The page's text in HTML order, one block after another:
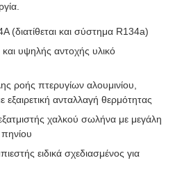
(διατίθεται και σύστημα R134a)
υψηλής αντοχής υλικό
ροής πτερυγίων αλουμινίου,
ανταλλαγή θερμότητας
χαλκού σωλήνα με μεγάλη
ειδικά σχεδιασμένος για